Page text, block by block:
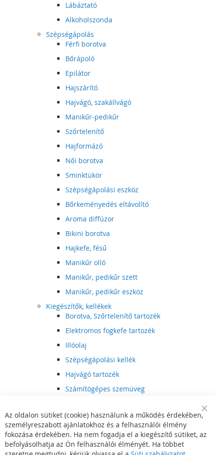
Lábáztató
Alkoholszonda
Szépségápolás
Férfi borotva
Bőrápoló
Epilátor
Hajszárító
Hajvágó, szakállvágó
Manikűr-pedikűr
Szőrtelenítő
Hajformázó
Női borotva
Sminktükör
Szépségápolási eszköz
Bőrkeményedés eltávolító
Aroma diffúzor
Bikini borotva
Hajkefe, fésű
Manikűr olló
Manikűr, pedikűr szett
Manikűr, pedikűr eszköz
Kiegészítők, kellékek
Borotva, Szőrtelenítő tartozék
Elektromos fogkefe tartozék
Illóolaj
Szépségápolási kellék
Hajvágó tartozék
Számítógépes szemüveg
Hajvágó kiegészítő
Szórakoztató elektronika
Multimédia
DVD, BluRay lejátszó
Bar
Az oldalon sütiket (cookie) használunk a működés érdekében,
személyreszabott ajánlatokhoz és a felhasználói élmény
fokozása érdekében. Ha nem fogadja el a kiegészítő sütiket, az
befolyásolhatja az Ön felhasználói élményét. Ha többet